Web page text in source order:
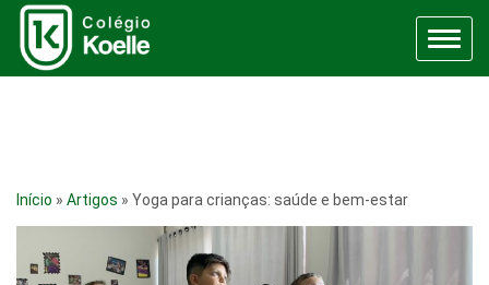
Menu
Início » Artigos » Yoga para crianças: saúde e bem-estar